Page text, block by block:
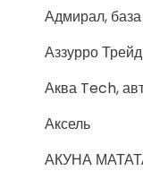
Адмирал,
Аззурро Трейд
Аква Tech,
Аксель
АКУНА